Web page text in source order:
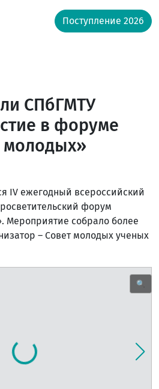
Поступление 2026
СПбГМТУ
в форуме
IV ежегодный всероссийский
форум
Мероприятие собрало более
– Совет молодых ученых
🔍